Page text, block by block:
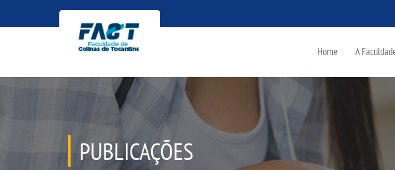
Home A
PUBLICAÇÕES